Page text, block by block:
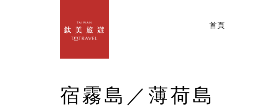
首頁
宿霧島／薄荷島